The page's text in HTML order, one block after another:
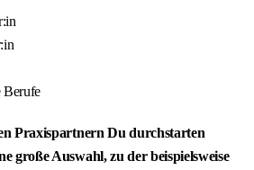
Berufe
Praxispartnern Du durchstarten
große Auswahl, zu der beispielsweise